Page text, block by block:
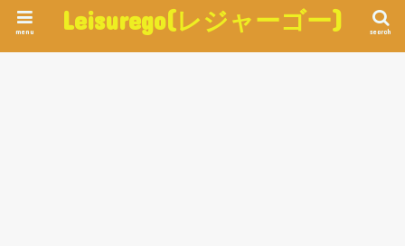
Leisurego(レジャーゴー) search
menu